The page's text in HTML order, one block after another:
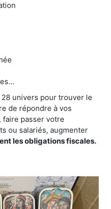
univers pour trouver le
de répondre à vos
passer votre
ou salariés, augmenter
les obligations fiscales.